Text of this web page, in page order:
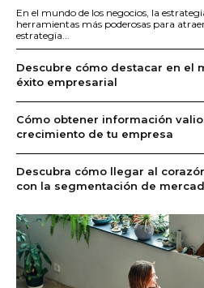
En el mundo de los negocios, la
herramientas más poderosas para
estrategia...
Descubre cómo destacar en el
éxito empresarial
Cómo obtener información
crecimiento de tu empresa
Descubra cómo llegar al
con la segmentación de